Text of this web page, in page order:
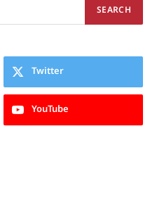
Twitter
YouTube